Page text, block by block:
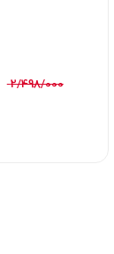
2/498/000